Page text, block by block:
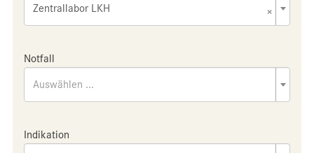
×
Zentrallabor LKH
Notfall
Auswählen ...
Indikation